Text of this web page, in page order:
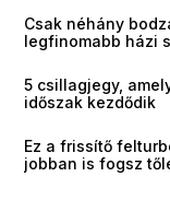
Csak néhány
legfinomabb házi
5 csillagjegy,
időszak kezdődik
Ez a frissítő
jobban is fogsz